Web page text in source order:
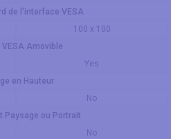
de l'interface VESA
100 x 100
VESA Amovible
Yes
en Hauteur
No
Paysage ou Portrait
No